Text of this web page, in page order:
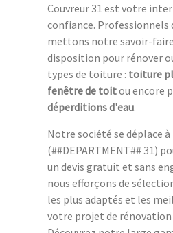
Couvreur 31 est votre
confiance. Professionnels
mettons notre savoir-
disposition pour rénover
types de toiture : toiture
fenêtre de toitou encore
déperditions d'eau.
Notre société se déplace à
(##DEPARTMENT## 31)
un devis gratuit et sans
nous efforçons de
les plus adaptés et les
votre projet de